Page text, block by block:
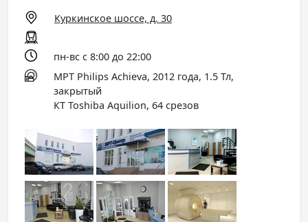
Куркинское шоссе, д. 30
пн-вс с 8:00 до 22:00
МРТ Philips Achieva, 2012 года, 1.5 Тл,
закрытый
КТ Toshiba Aquilion, 64 срезов